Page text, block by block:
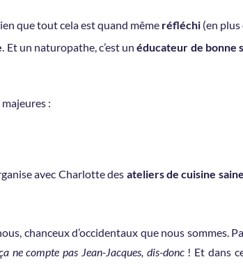
que tout cela est quand même réfléchi(en plus
. Et un naturopathe, c’est unéducateur de bonne
majeures :
avec Charlotte des ateliers de cuisine
chanceux d’occidentaux que nous sommes.
ne compte pas Jean-Jacques, dis-donc! Et dans